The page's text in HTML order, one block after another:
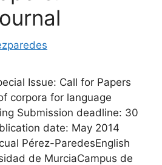
Issue: Call for Papers
corpora for language
Submission deadline: 30
date: May 2014
Pérez-ParedesEnglish
de MurciaCampus de